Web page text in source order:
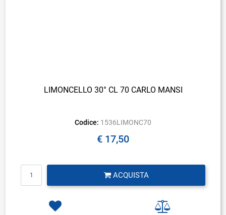
LIMONCELLO 30° CL 70 CARLO MANSI
Codice: 1536LIMONC70
€ 17,50
ACQUISTA